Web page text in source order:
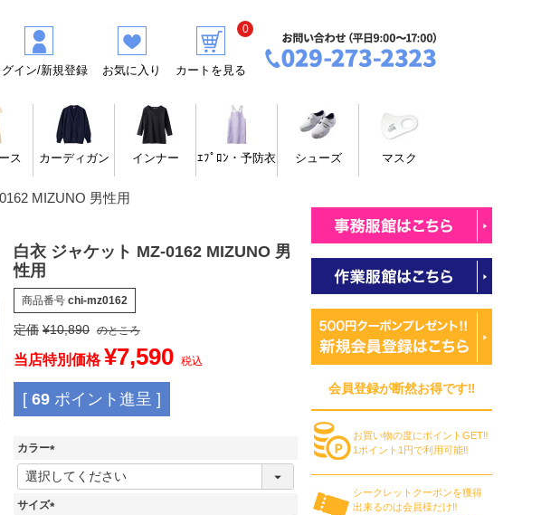
グイン/新規登録 お気に入り
0
カートを見る
ス カーディガン インナー ｴﾌﾟﾛﾝ・予防衣 シューズ マスク
MIZUNO 男性用
白衣 ジャケット MZ-0162 MIZUNO 男
性用
商品番号 chi-mz0162
定価 ¥10,890 のところ
当店特別価格 ¥7,590 税込
[ 69 ポイント進呈 ]
カラー
(
必
須
サイズ
会員登録が断然お得です‼
お買い物の度にポイントGET‼
1ポイント1円で利用可能‼
シークレットクーポンを獲得
出来るのは会員様だけ‼